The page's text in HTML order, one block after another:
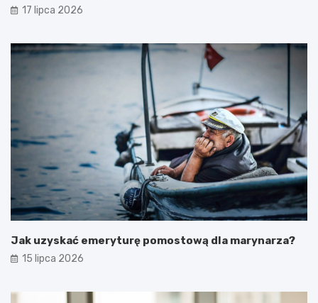
17 lipca 2026
Jak uzyskać emeryturę pomostową dla marynarza?
15 lipca 2026